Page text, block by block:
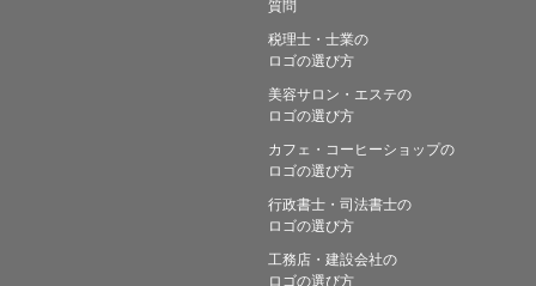
質問
税理士・士業の
ロゴの選び方
美容サロン・エステの
ロゴの選び方
カフェ・コーヒーショップの
ロゴの選び方
行政書士・司法書士の
ロゴの選び方
工務店・建設会社の
ロゴの選び方